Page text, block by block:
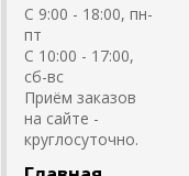
C 9:00 - 18:00, пн-
пт
С 10:00 - 17:00,
сб-вс
Приём заказов
на сайте -
круглосуточно.